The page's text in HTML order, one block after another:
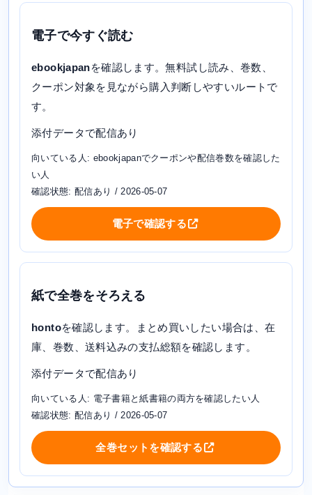
電子で今すぐ読む
ebookjapanを確認します。無料試し読み、巻数、
クーポン対象を見ながら購入判断しやすいルートで
す。
添付データで配信あり
向いている人: ebookjapanでクーポンや配信巻数を確認した
い人
確認状態: 配信あり / 2026-05-07
電子で確認する
紙で全巻をそろえる
hontoを確認します。まとめ買いしたい場合は、在
庫、巻数、送料込みの支払総額を確認します。
添付データで配信あり
向いている人: 電子書籍と紙書籍の両方を確認したい人
確認状態: 配信あり / 2026-05-07
全巻セットを確認する